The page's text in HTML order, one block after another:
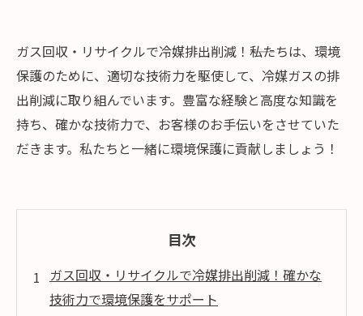
ガス回収・リサイクルで冷媒排出削減！――私たちは、環境
保護のために、適切な技術力を駆使して、冷媒ガスの排
出削減に取り組んでいます。豊富な経験と高度な知識を
持ち、確かな技術力で、お客様のお手伝いをさせていた
だきます。私たちと一緒に環境保護に貢献しましょう！
目次
ガス回収・リサイクルで冷媒排出削減！確かな
技術力で環境保護をサポート